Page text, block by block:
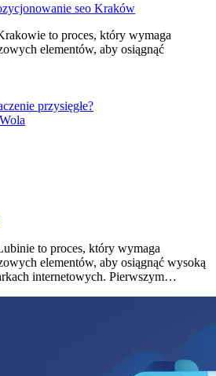
seo Kraków
to proces, który wymaga
elementów, aby osiągnąć
przysięgłe?
to proces, który wymaga
elementów, aby osiągnąć wysoką
internetowych. Pierwszym…